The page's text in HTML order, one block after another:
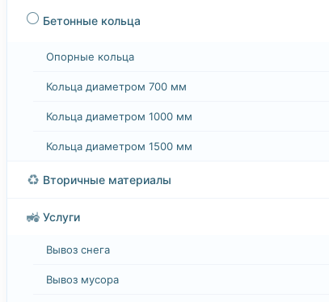
⚪ Бетонные кольца
Опорные кольца
Кольца диаметром 700 мм
Кольца диаметром 1000 мм
Кольца диаметром 1500 мм
♻️ Вторичные материалы
🚜 Услуги
Вывоз снега
Вывоз мусора